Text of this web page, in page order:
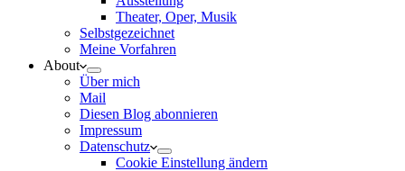
Theater, Oper, Musik
Selbstgezeichnet
Meine Vorfahren
About
Über mich
Mail
Diesen Blog abonnieren
Impressum
Datenschutz
Cookie Einstellung ändern